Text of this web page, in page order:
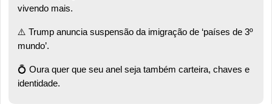
vivendo mais.
⚠️ Trump anuncia suspensão da imigração de ‘países de 3º
mundo’.
💍 Oura quer que seu anel seja também carteira, chaves e
identidade.